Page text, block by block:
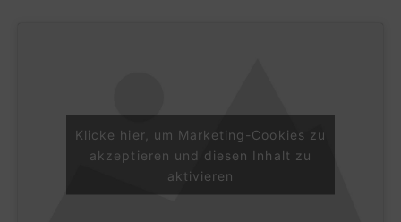
Klicke hier, um Marketing-Cookies zu
akzeptieren und diesen Inhalt zu
aktivieren